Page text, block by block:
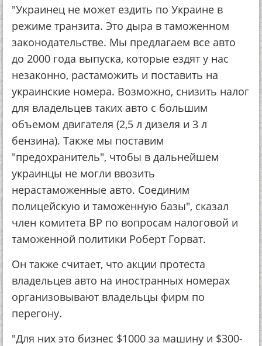
"Украинец не может ездить по Украине в
режиме транзита. Это дыра в таможенном
законодательстве. Мы предлагаем все авто
до 2000 года выпуска, которые ездят у нас
незаконно, растаможить и поставить на
украинские номера. Возможно, снизить налог
для владельцев таких авто с большим
объемом двигателя (2,5 л дизеля и 3 л
бензина). Также мы поставим
"предохранитель", чтобы в дальнейшем
украинцы не могли ввозить
нерастаможенные авто. Соединим
полицейскую и таможенную базы", сказал
член комитета ВР по вопросам налоговой и
таможенной политики Роберт Горват.
Он также считает, что акции протеста
владельцев авто на иностранных номерах
организовывают владельцы фирм по
перегону.
"Для них это бизнес $1000 за машину и $300-